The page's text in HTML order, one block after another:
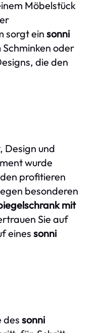
Möbelstück
sorgt einsonni
oder
die den
Design und
wurde
profitieren
besonderen
mit
Sie auf
eines sonni
des sonni